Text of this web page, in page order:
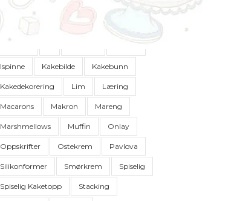
French Macarons Frosting
Ispinne Kakebilde Kakebunn
Kakedekorering Lim Læring
Macarons Makron Mareng
Marshmellows Muffin Onlay
Oppskrifter Ostekrem Pavlova
Silikonformer Smørkrem Spiselig
Spiselig Kaketopp Stacking